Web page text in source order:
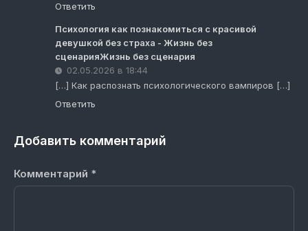
Ответить
Психология как познакомиться с красивой
девушкой без страха - Жизнь без
сценарияЖизнь без сценария
02.05.2026 в 18:44
[…] Как распознать психологического вампиров […]
Ответить
Добавить комментарий
Комментарий *